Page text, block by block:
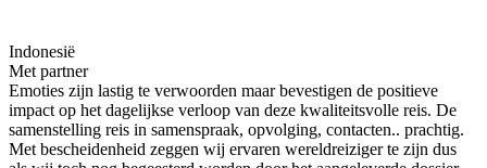
Indonesië
Met partner
Emoties zijn lastig te verwoorden maar bevestigen de positieve
impact op het dagelijkse verloop van deze kwaliteitsvolle reis. De
samenstelling reis in samenspraak, opvolging, contacten.. prachtig.
Met bescheidenheid zeggen wij ervaren wereldreiziger te zijn dus